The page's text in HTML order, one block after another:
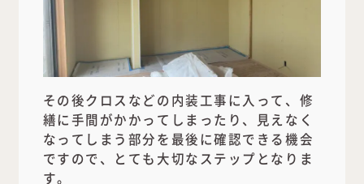
その後クロスなどの内装工事に入って、修
繕に手間がかかってしまったり、見えなく
なってしまう部分を最後に確認できる機会
ですので、とても大切なステップとなりま
す。